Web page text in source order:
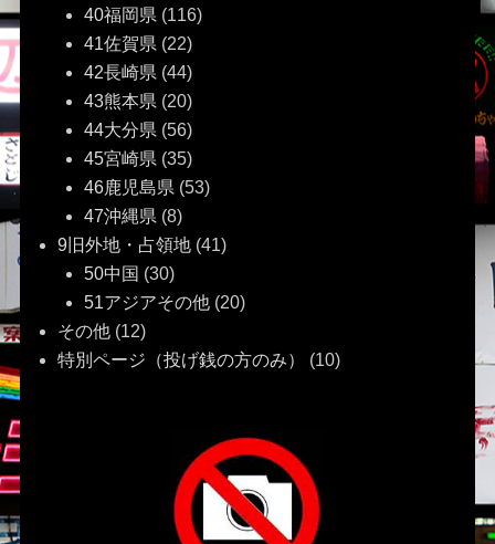
40福岡県 (116)
41佐賀県 (22)
42長崎県 (44)
43熊本県 (20)
44大分県 (56)
45宮崎県 (35)
46鹿児島県 (53)
47沖縄県 (8)
9旧外地・占領地(41)
50中国 (30)
51アジアその他(20)
その他(12)
特別ページ（投げ銭の方のみ）
(10)